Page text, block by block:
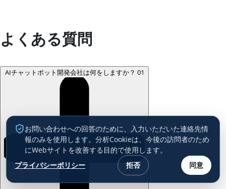
よくある質問
AIチャットボット開発会社は何をしますか？ 01
お問い合わせへの回答のために、入力いただいた連絡先情
報のみを使用します。分析Cookieは、今後の訪問者のため
にWebサイトを改善する目的で使用します。
プライバシーポリシー
拒否 同意